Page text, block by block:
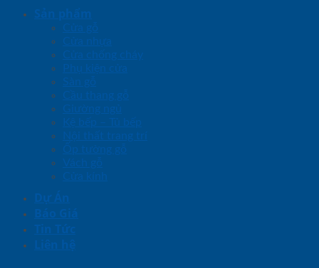
Sản phẩm
Cửa gỗ
Cửa nhựa
Cửa chống cháy
Phụ kiện cửa
Sàn gỗ
Cầu thang gỗ
Giường ngủ
Kệ bếp – Tủ bếp
Nội thất trang trí
Ốp tường gỗ
Vách gỗ
Cửa kính
Dự Án
Báo Giá
Tin Tức
Liên hệ